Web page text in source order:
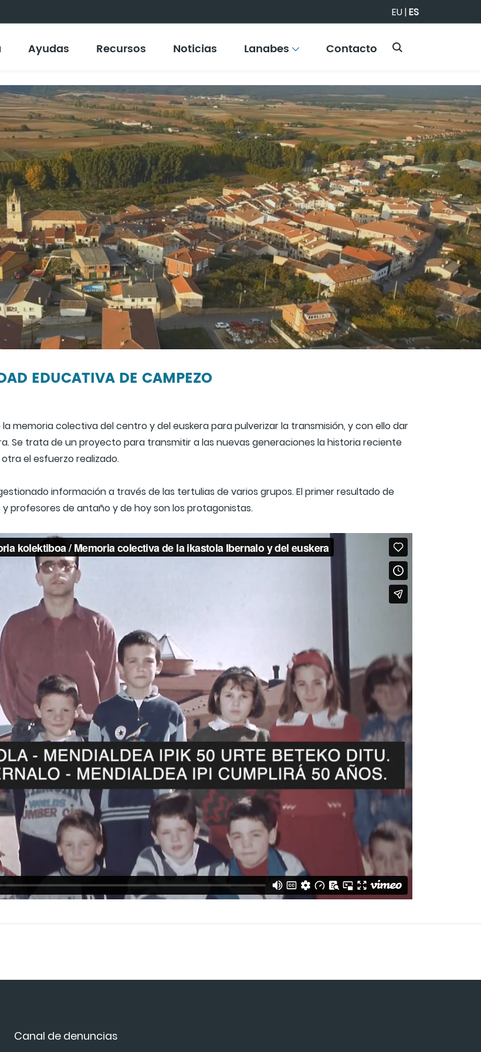
EU|ES
Ayudas Recursos Noticias Lanabes Contacto
EDUCATIVA DE CAMPEZO
memoria colectiva del centro y del euskera para pulverizar la transmisión, y con ello dar
Se trata de un proyecto para transmitir a las nuevas generaciones la historia reciente
el esfuerzo realizado.
información a través de las tertulias de varios grupos. El primer resultado de
profesores de antaño y de hoy son los protagonistas.
Canal de denuncias